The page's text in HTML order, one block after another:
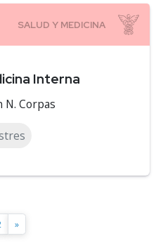
Interna
N. Corpas
»